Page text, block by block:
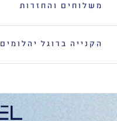
משלוחים והחזרות
הקנייה ברוגל יהלומים